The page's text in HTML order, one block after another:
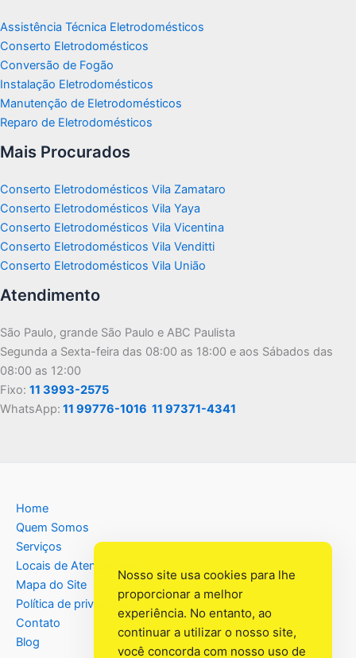
Assistência Técnica Eletrodomésticos
Conserto Eletrodomésticos
Conversão de Fogão
Instalação Eletrodomésticos
Manutenção de Eletrodomésticos
Reparo de Eletrodomésticos
Mais Procurados
Conserto Eletrodomésticos Vila Zamataro
Conserto Eletrodomésticos Vila Yaya
Conserto Eletrodomésticos Vila Vicentina
Conserto Eletrodomésticos Vila Venditti
Conserto Eletrodomésticos Vila União
Atendimento
São Paulo, grande São Paulo e ABC Paulista
Segunda a Sexta-feira das 08:00 as 18:00 e aos Sábados das
08:00 as 12:00
Fixo: 11 3993-2575
WhatsApp: 11 99776-1016 11 97371-4341
Home
Quem Somos
Serviços
Locais de Atendimento
Mapa do Site
Política de privacidade
Contato
Blog
Nosso site usa cookies para lhe
proporcionar a melhor
experiência. No entanto, ao
continuar a utilizar o nosso site,
você concorda com nosso uso de